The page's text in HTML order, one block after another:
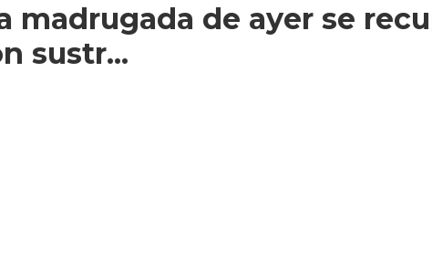
madrugada de ayer se
sustr...